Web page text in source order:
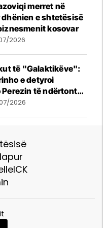
merret në
e shtetësisë
kosovar
2026
të "Galaktikëve":
e detyroi
të ndërtonte
të blinte vetëm yje
2026
ICK